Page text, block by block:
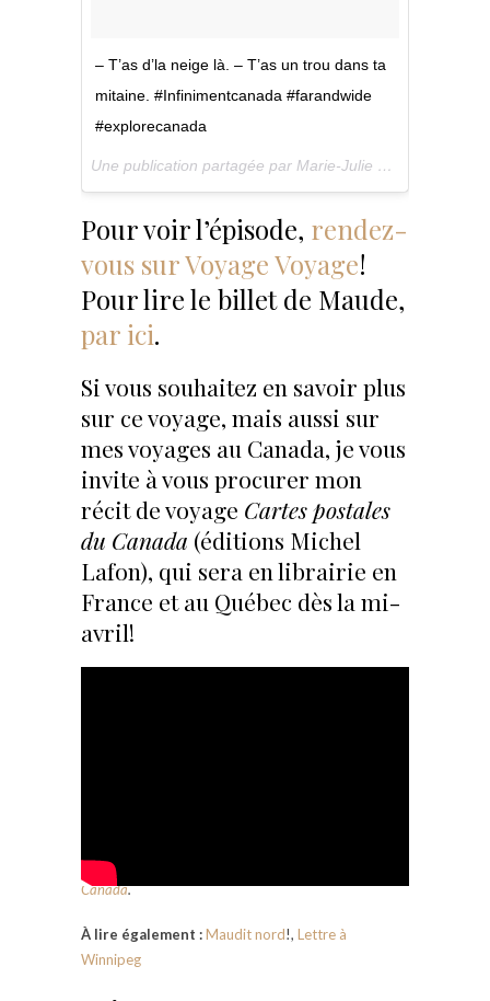
– T’as d’la neige là. – T’as un trou dans ta
mitaine. #Infinimentcanada #farandwide
#explorecanada
Une publication partagée par Marie-Julie G / Taxi-Brousse (@technomade) le
Pour voir l’épisode, rendez-
vous sur Voyage Voyage!
Pour lire le billet de Maude,
par ici.
Si vous souhaitez en savoir plus
sur ce voyage, mais aussi sur
mes voyages au Canada, je vous
invite à vous procurer mon
récit de voyage Cartes postales
du Canada (éditions Michel
Lafon), qui sera en librairie en
France et au Québec dès la mi-
avril!
J’étais l’invitée de
Canada.
À lire également :Maudit nord!, Lettre à
Winnipeg